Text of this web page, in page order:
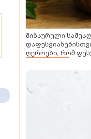
შინაურული
ღეროები, რომ